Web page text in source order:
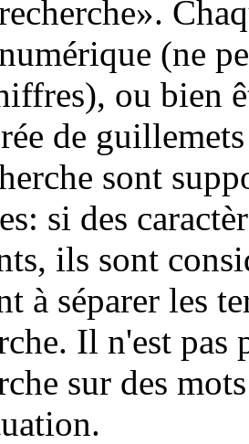
(ne
ou bien
de
sont
si des
ils sont
à séparer les
Il n'est pas
sur des